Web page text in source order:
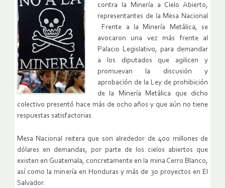
contra la Minería a Cielo Abierto,
representantes de la Mesa Nacional
Frente a la Minería Metálica, se
avocaron una vez más frente al
Palacio Legislativo, para demandar
a los diputados que agilicen y
promuevan la discusión y
aprobación de la Ley de prohibición
de la Minería Metálica que dicho
colectivo presentó hace más de ocho años y que aún no tiene
respuestas satisfactorias.
Mesa Nacional reitera que son alrededor de 400 millones de
dólares en demandas, por parte de los cielos abiertos que
existen en Guatemala, concretamente en la mina Cerro Blanco,
así como la minería en Honduras y más de 30 proyectos en El
Salvador.